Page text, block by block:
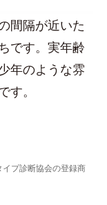
間隔が近いた
です。実年齢
年のような雰
。
プ診断協会の登録商